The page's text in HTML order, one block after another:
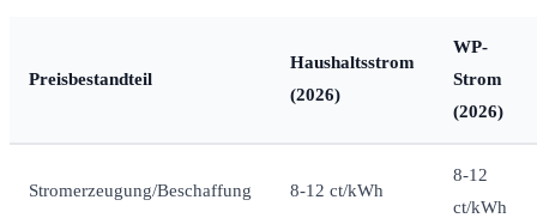
Preisbestandteil
Haushaltsstrom
(2026)
WP-
Strom
(2026)
Stromerzeugung/Beschaffung 8-12 ct/kWh
8-12
ct/kWh